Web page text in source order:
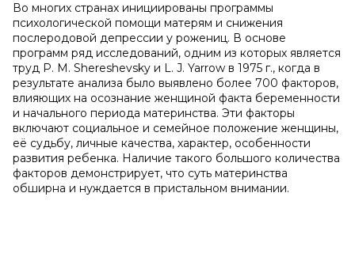
Во многих странах инициированы программы
психологической помощи матерям и снижения
послеродовой депрессии у рожениц. В основе
программ ряд исследований, одним из которых является
труд Р. М. Shereshevsky и L. J. Yarrow в 1975 г., когда в
результате анализа было выявлено более 700 факторов,
влияющих на осознание женщиной факта беременности
и начального периода материнства. Эти факторы
включают социальное и семейное положение женщины,
её судьбу, личные качества, характер, особенности
развития ребенка. Наличие такого большого количества
факторов демонстрирует, что суть материнства
обширна и нуждается в пристальном внимании.